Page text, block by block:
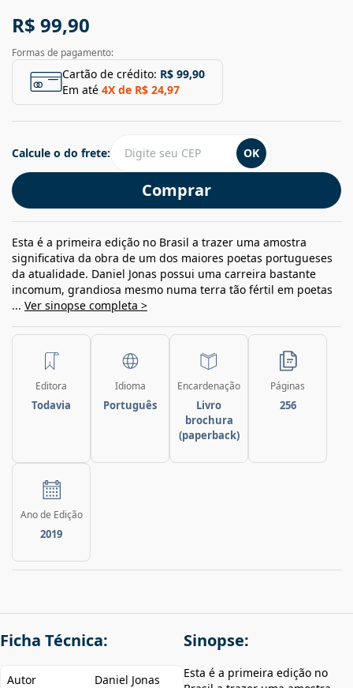
R$ 99,90
Formas de pagamento:
Cartão de crédito: R$ 99,90
Em até 4X de R$ 24,97
Comprar
Calcule o do frete: OK
Esta é a primeira edição no Brasil a trazer uma amostra
significativa da obra de um dos maiores poetas portugueses
da atualidade. Daniel Jonas possui uma carreira bastante
incomum, grandiosa mesmo numa terra tão fértil em poetas
... Ver sinopse completa >
Editora
Todavia
Idioma
Português
Encardenação
Livro
brochura
(paperback)
Páginas
256
Ano de Edição
2019
Ficha Técnica:
Autor Daniel Jonas
Sinopse:
Esta é a primeira edição no